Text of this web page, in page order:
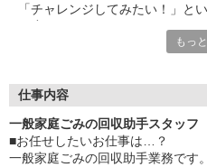
「チャレンジしてみたい！」とい
――――――――――――――
■扱う商品：不燃、プラ、PET、
■運転免許：不要
■助手経験：不要
もっ
仕事内容
一般家庭ごみの回収助手スタッフ
■お任せしたいお仕事は…？
一般家庭ごみの回収助手業務です。